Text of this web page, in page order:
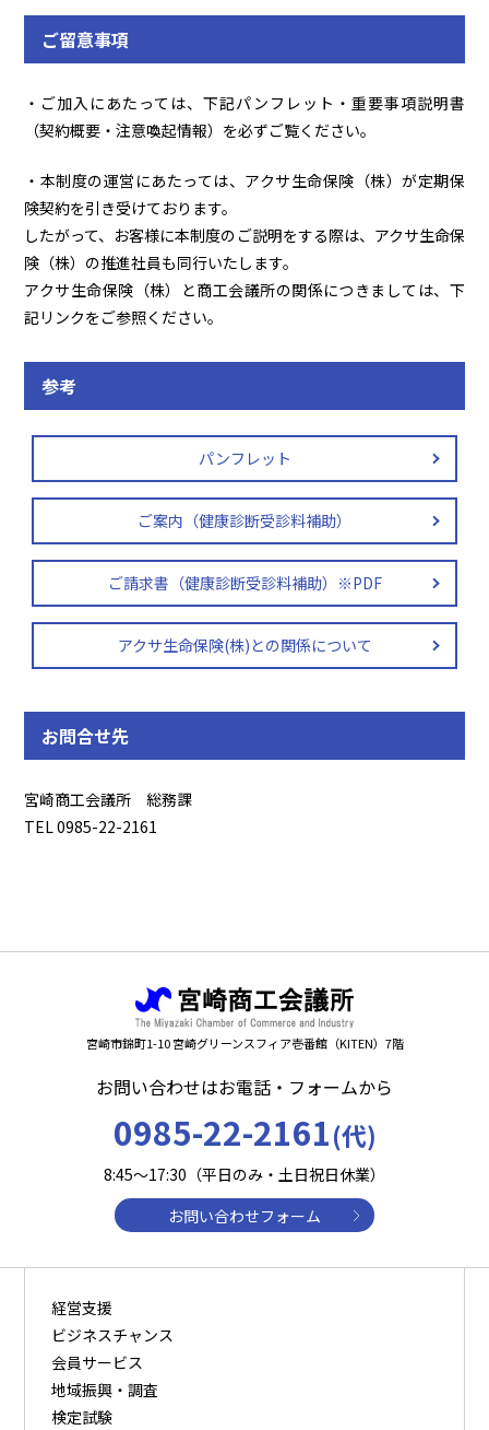
ご留意事項
・ご加入にあたっては、下記パンフレット・重要事項説明書
（契約概要・注意喚起情報）を必ずご覧ください。
・本制度の運営にあたっては、アクサ生命保険（株）が定期保
険契約を引き受けております。
したがって、お客様に本制度のご説明をする際は、アクサ生命保
険（株）の推進社員も同行いたします。
アクサ生命保険（株）と商工会議所の関係につきましては、下
記リンクをご参照ください。
参考
パンフレット
ご案内（健康診断受診料補助）
ご請求書（健康診断受診料補助）※PDF
アクサ生命保険(株)との関係について
お問合せ先
宮崎商工会議所 総務課
TEL 0985-22-2161
宮崎市錦町1-10 宮崎グリーンスフィア壱番館（KITEN）7階
お問い合わせはお電話・フォームから
0985-22-2161(代)
8:45～17:30（平日のみ・土日祝日休業）
お問い合わせフォーム
経営支援
ビジネスチャンス
会員サービス
地域振興・調査
検定試験